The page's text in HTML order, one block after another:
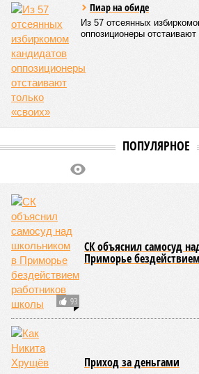
Пиар на обиде
Из 57 отсеянных
оппозиционеры отстаивают
ПОПУЛЯРНОЕ
93
СК объяснил самосуд
Приморье
Приход за деньгами